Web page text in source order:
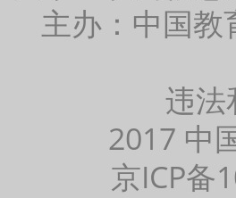
主办：中国
违
2017 中
京ICP备